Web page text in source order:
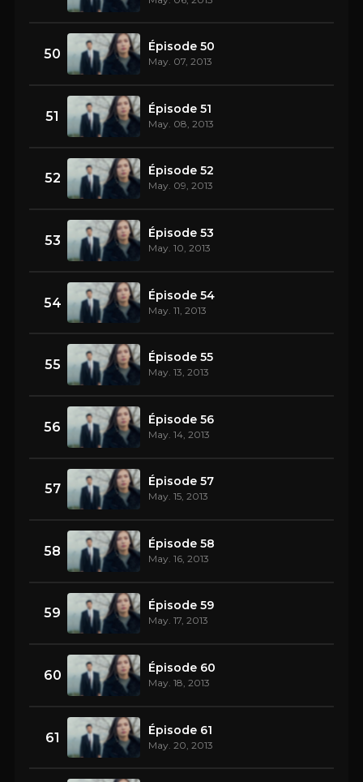
50 Épisode 50
May. 07, 2013
51 Épisode 51
May. 08, 2013
52 Épisode 52
May. 09, 2013
53 Épisode 53
May. 10, 2013
54 Épisode 54
May. 11, 2013
55 Épisode 55
May. 13, 2013
56 Épisode 56
May. 14, 2013
57 Épisode 57
May. 15, 2013
58 Épisode 58
May. 16, 2013
59 Épisode 59
May. 17, 2013
60 Épisode 60
May. 18, 2013
61 Épisode 61
May. 20, 2013